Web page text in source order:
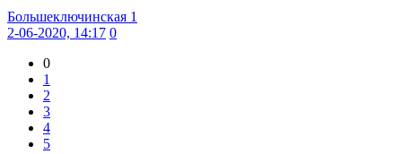
Большеключинская 1
2-06-2020, 14:17 0
0
1
2
3
4
5